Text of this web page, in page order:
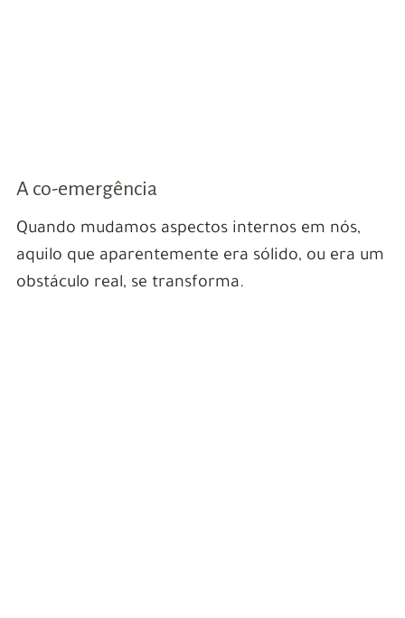
A co-emergência
Quando mudamos aspectos internos em nós,
aquilo que aparentemente era sólido, ou era um
obstáculo real, se transforma.